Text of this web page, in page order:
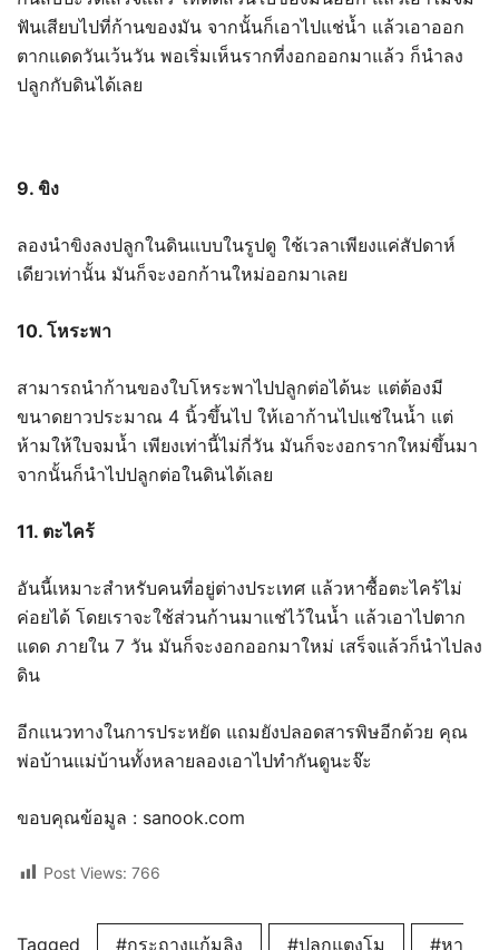
ฟันเสียบไปที่ก้านของมัน จากนั้นก็เอาไปแช่น้ำ แล้วเอาออก
ตากแดดวันเว้นวัน พอเริ่มเห็นรากที่งอกออกมาแล้ว ก็นำลง
ปลูกกับดินได้เลย
9. ขิง
ลองนำขิงลงปลูกในดินแบบในรูปดู ใช้เวลาเพียงแค่สัปดาห์
เดียวเท่านั้น มันก็จะงอกก้านใหม่ออกมาเลย
10. โหระพา
สามารถนำก้านของใบโหระพาไปปลูกต่อได้นะ แต่ต้องมี
ขนาดยาวประมาณ 4 นิ้วขึ้นไป ให้เอาก้านไปแช่ในน้ำ แต่
ห้ามให้ใบจมน้ำ เพียงเท่านี้ไม่กี่วัน มันก็จะงอกรากใหม่ขึ้นมา
จากนั้นก็นำไปปลูกต่อในดินได้เลย
11. ตะไคร้
อันนี้เหมาะสำหรับคนที่อยู่ต่างประเทศ แล้วหาซื้อตะไคร้ไม่
ค่อยได้ โดยเราจะใช้ส่วนก้านมาแช่ไว้ในน้ำ แล้วเอาไปตาก
แดด ภายใน 7 วัน มันก็จะงอกออกมาใหม่ เสร็จแล้วก็นำไปลง
ดิน
อีกแนวทางในการประหยัด แถมยังปลอดสารพิษอีกด้วย คุณ
พ่อบ้านแม่บ้านทั้งหลายลองเอาไปทำกันดูนะจ๊ะ
ขอบคุณข้อมูล : sanook.com
Post Views: 766
Tagged #กระถางแก้มลิง #ปลูกแตงโม
#หา